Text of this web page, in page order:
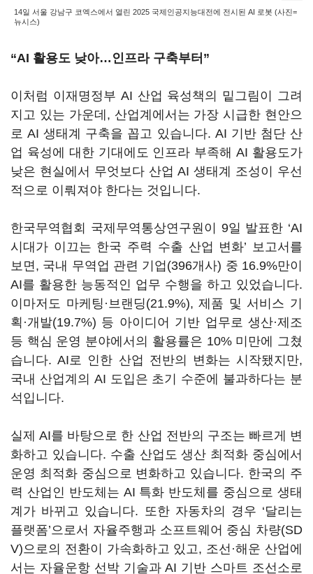
14일 서울 강남구 코엑스에서 열린 2025 국제인공지능대전에 전시된 AI 로봇 (사진=
뉴시스)
“AI 활용도 낮아…인프라 구축부터”
이처럼 이재명정부 AI 산업 육성책의 밑그림이 그려
지고 있는 가운데 , 산업계에서는 가장 시급한 현안으
로AI생태계 구축을 꼽고 있습니다. AI 기반 첨단 산
업 육성에 대한 기대에도 인프라 부족해AI 활용도가
낮은 현실에서 무엇보다 산업AI생태계 조성이 우선
적으로 이뤄져야 한다는 것입니다.
한국무역협회 국제무역통상연구원이 9일 발표한 ‘AI
시대가 이끄는 한국 주력 수출 산업 변화’ 보고서를
보면, 국내 무역업 관련 기업 (396개사) 중 16.9%만이
AI를 활용한 능동적인 업무 수행을 하고 있었습니다.
이마저도 마케팅·브랜딩(21.9%),제품 및 서비스 기
획·개발(19.7%) 등 아이디어 기반 업무로 생산·제조
등 핵심 운영 분야에서의 활용률은 10% 미만에 그쳤
습니다. AI로 인한 산업 전반의 변화는 시작됐지만,
국내 산업계의 AI 도입은 초기 수준에 불과하다는 분
석입니다.
실제AI를 바탕으로 한 산업 전반의 구조는 빠르게 변
화하고 있습니다. 수출 산업도 생산 최적화 중심에서
운영 최적화 중심으로 변화하고 있습니다. 한국의 주
력 산업인 반도체는 AI 특화 반도체를 중심으로 생태
계가 바뀌고 있습니다. 또한 자동차의 경우 ‘달리는
플랫폼’으로서 자율주행과 소프트웨어 중심 차량(SD
V)으로의 전환이 가속화하고 있고, 조선·해운 산업에
서는 자율운항 선박 기술과AI 기반 스마트 조선소로